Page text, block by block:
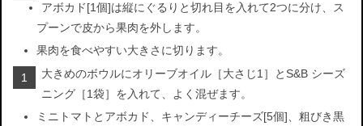
アボカド[1個]は縦にぐるりと切れ目を入れて2つに分け、ス
プーンで皮から果肉を外します。
果肉を食べやすい大きさに切ります。
1
大きめのボウルにオリーブオイル［大さじ1］とS&B シーズ
ニング［1袋］を入れて、よく混ぜます。
ミニトマトとアボカド、キャンディーチーズ[5個]、粗びき黒